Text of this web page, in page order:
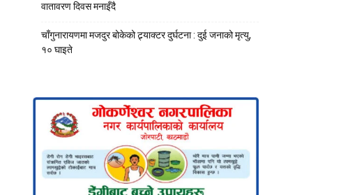
वातावरण दिवस मनाइँदै
चाँगुनारायणमा मजदुर बोकेको ट्र्याक्टर दुर्घटना : दुई जनाको मृत्यु,
१० घाइते